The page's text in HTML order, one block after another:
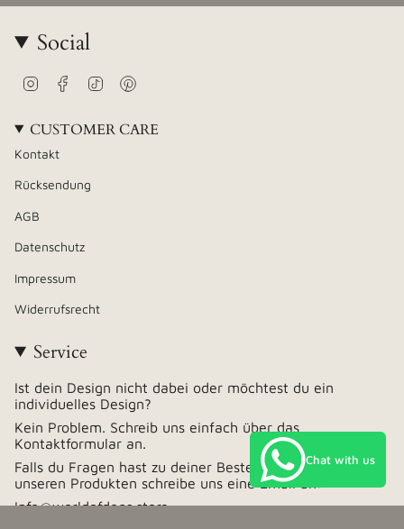
Social
InstagramFacebook
TikTok
CUSTOMER CARE
Kontakt
Rücksendung
AGB
Datenschutz
Impressum
Widerrufsrecht
Service
Ist dein Design nicht dabei oder möchtest du ein
individuelles Design?
Kein Problem. Schreib uns einfach über das
Kontaktformular an.
Falls du Fragen hast zu deiner Bestellung oder zu
unseren Produkten schreibe uns eine Email an:
Info@worldofdogs.store
Chat with us